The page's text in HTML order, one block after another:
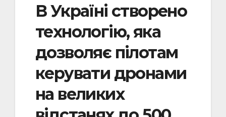
В Україні створено
технологію, яка
дозволяє пілотам
керувати дронами
на великих